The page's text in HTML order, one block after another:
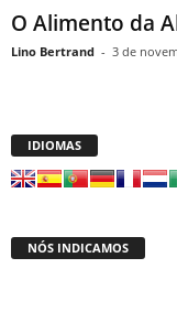
O Alimento da
Lino Bertrand - 3 de
IDIOMAS
NÓS INDICAMOS